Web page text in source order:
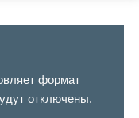
формат
отключены.